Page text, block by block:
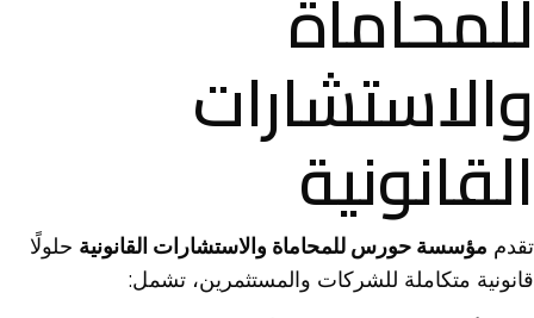
والاستشارات
القانونية
تقدم مؤسسة حورس للمحاماة والاستشارات القانونية حلولًا
قانونية متكاملة للشركات والمستثمرين، تشمل: